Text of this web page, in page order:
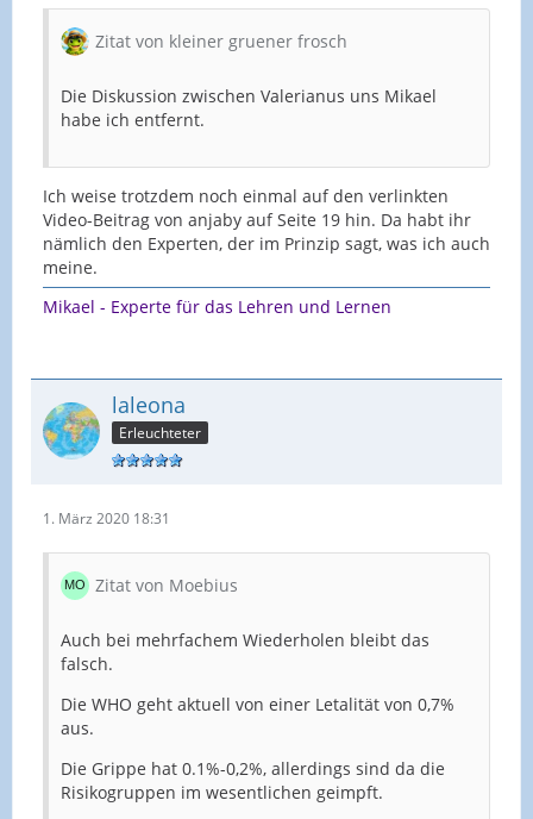
akute respiratorische Symptome jeder
Schwere mit oder ohne Fieber haben UND
Erkrankungsbeginn in einem Risikogebiet
aufgehalten haben. Aktuelle Risikogebiete
sind unterhttps://www.rki.de/covid-19-
Bei Patientinnen und Patienten, die diese Kriterien
nicht erfüllen, ist eine Laboruntersuchung auf
SARS-CoV-2 in Betracht zu ziehen, wenn
Schwere mit oder ohne Fieber UND
unbestätigtem Fall bis max. 14 Tage vor
Erkrankungsbeginn vorliegen
oder
eine virale Pneumonie ohne
Stand: 28.02.2020
Zitat von kleiner gruener frosch
Die Diskussion zwischen Valerianus uns Mikael
habe ich entfernt.
Ich weise trotzdem noch einmal auf den verlinkten
Video-Beitrag von anjaby auf Seite 19 hin. Da habt ihr
nämlich den Experten, der im Prinzip sagt, was ich auch
meine.
Mikael - Experte für das Lehren und Lernen
laleona
Erleuchteter
1. März 2020 18:31
Zitat von Moebius
Auch bei mehrfachem Wiederholen bleibt das
falsch.
Die WHO geht aktuell von einer Letalität von 0,7%
aus.
Die Grippe hat 0.1%-0,2%, allerdings sind da die
Risikogruppen im wesentlichen geimpft.